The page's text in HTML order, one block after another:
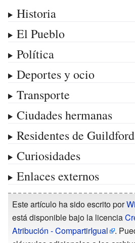
Historia
El Pueblo
Política
Deportes y ocio
Transporte
Ciudades hermanas
Residentes de Guildford
Curiosidades
Enlaces externos
Este artículo ha sido escrito por
está disponible bajo la licencia
Atribución - CompartirIgual
.